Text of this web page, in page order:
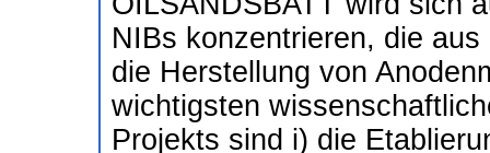
NIBs konzentrieren, die
die Herstellung von
wichtigsten
Projekts sind i) die